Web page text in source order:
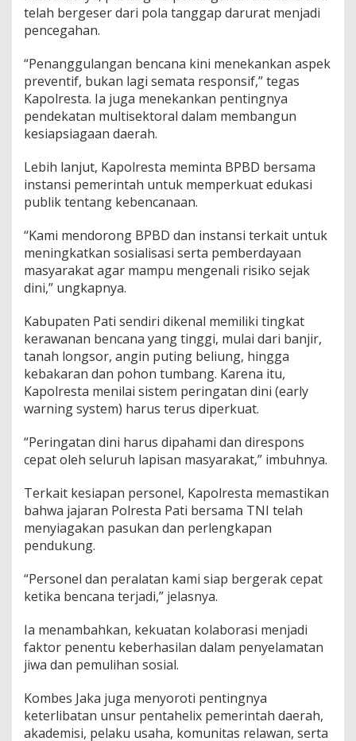
r
i
n
t
a
S
k
t
o
telah bergeser dari pola tanggap darurat menjadi
pencegahan.
“Penanggulangan bencana kini menekankan aspek
preventif, bukan lagi semata responsif,” tegas
Kapolresta. Ia juga menekankan pentingnya
pendekatan multisektoral dalam membangun
kesiapsiagaan daerah.
Lebih lanjut, Kapolresta meminta BPBD bersama
instansi pemerintah untuk memperkuat edukasi
publik tentang kebencanaan.
“Kami mendorong BPBD dan instansi terkait untuk
meningkatkan sosialisasi serta pemberdayaan
masyarakat agar mampu mengenali risiko sejak
dini,” ungkapnya.
Kabupaten Pati sendiri dikenal memiliki tingkat
kerawanan bencana yang tinggi, mulai dari banjir,
tanah longsor, angin puting beliung, hingga
kebakaran dan pohon tumbang. Karena itu,
Kapolresta menilai sistem peringatan dini (early
warning system) harus terus diperkuat.
“Peringatan dini harus dipahami dan direspons
cepat oleh seluruh lapisan masyarakat,” imbuhnya.
Terkait kesiapan personel, Kapolresta memastikan
bahwa jajaran Polresta Pati bersama TNI telah
menyiagakan pasukan dan perlengkapan
pendukung.
“Personel dan peralatan kami siap bergerak cepat
ketika bencana terjadi,” jelasnya.
Ia menambahkan, kekuatan kolaborasi menjadi
faktor penentu keberhasilan dalam penyelamatan
jiwa dan pemulihan sosial.
Kombes Jaka juga menyoroti pentingnya
keterlibatan unsur pentahelix pemerintah daerah,
akademisi, pelaku usaha, komunitas relawan, serta